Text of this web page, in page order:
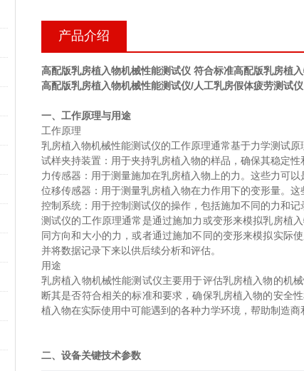
产品介绍
高配版乳房植入物机械性能测试仪 符合标准高配版乳房植
高配版乳房植入物机械性能测试仪/人工乳房假体疲劳测试仪
一、工作原理与用途
工作原理
乳房植入物机械性能测试仪的工作原理通常基于力学测试原
试样夹持装置：用于夹持乳房植入物的样品，确保其稳定性
力传感器：用于测量施加在乳房植入物上的力。这些力可以
位移传感器：用于测量乳房植入物在力作用下的变形量。这
控制系统：用于控制测试仪的操作，包括施加不同的力和记
测试仪的工作原理通常是通过施加力或变形来模拟乳房植
同方向和大小的力，或者通过施加不同的变形来模拟实际
并将数据记录下来以供后续分析和评估。
用途
乳房植入物机械性能测试仪主要用于评估乳房植入物的机
断其是否符合相关的标准和要求，确保乳房植入物的安全
植入物在实际使用中可能遇到的各种力学环境，帮助制造
二、设备关键技术参数